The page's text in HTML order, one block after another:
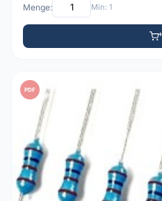
Menge: Min: 1
PDF